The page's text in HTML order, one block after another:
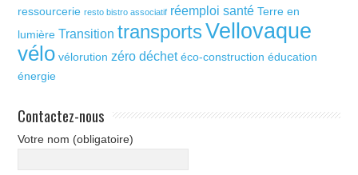
ressourcerie resto bistro associatif réemploi santé Terre en
lumière Transition transports Vellovaque
vélo vélorution zéro déchet éco-construction éducation
énergie
Contactez-nous
Votre nom (obligatoire)